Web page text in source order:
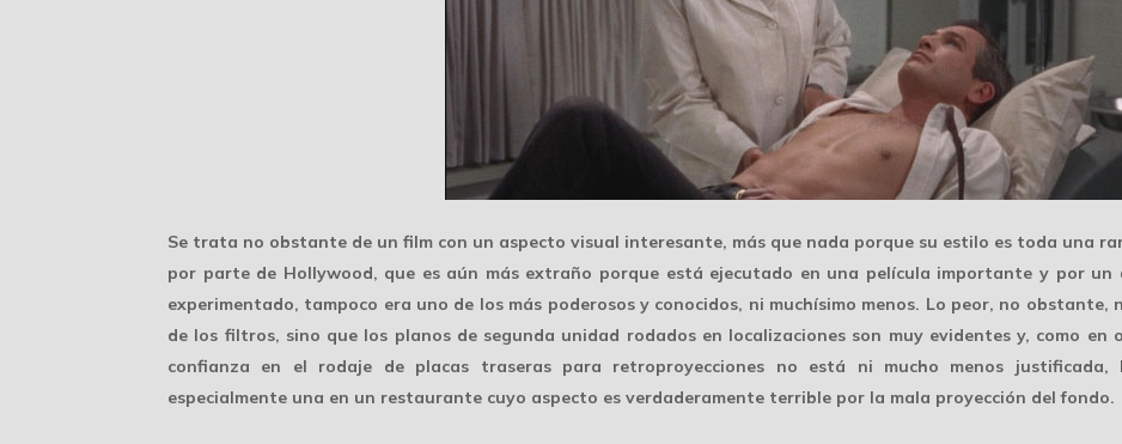
Se trata no obstante de un film con un aspecto visual interesante, más que nada porque su estilo es toda una
por parte de Hollywood, que es aún más extraño porque está ejecutado en una película importante y por
experimentado, tampoco era uno de los más poderosos y conocidos, ni muchísimo menos. Lo peor, no obstante,
de los filtros, sino que los planos de segunda unidad rodados en localizaciones son muy evidentes y, como
confianza en el rodaje de placas traseras para retroproyecciones no está ni mucho menos justificada,
especialmente una en un restaurante cuyo aspecto es verdaderamente terrible por la mala proyección del fondo.